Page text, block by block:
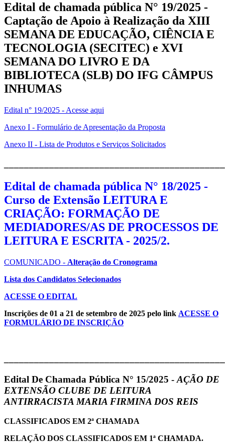
Edital de chamada pública N° 19/2025 -
Captação de Apoio à Realização da XIII
SEMANA DE EDUCAÇÃO, CIÊNCIA E
TECNOLOGIA (SECITEC) e XVI
SEMANA DO LIVRO E DA
BIBLIOTECA (SLB) DO IFG CÂMPUS
INHUMAS
Edital n° 19/2025 - Acesse aqui
Anexo I - Formulário de Apresentação da Proposta
Anexo II - Lista de Produtos e Serviços Solicitados
Edital de chamada pública N° 18/2025 -
Curso de Extensão LEITURA E
CRIAÇÃO: FORMAÇÃO DE
MEDIADORES/AS DE PROCESSOS DE
LEITURA E ESCRITA - 2025/2.
COMUNICADO - Alteração do Cronograma
Lista dos Candidatos Selecionados
ACESSE O EDITAL
Inscrições de 01 a 21 de setembro de 2025 pelo link ACESSE O
FORMULÁRIO DE INSCRIÇÃO
Edital De Chamada Pública N° 15/2025 - AÇÃO DE
EXTENSÃO CLUBE DE LEITURA
ANTIRRACISTA MARIA FIRMINA DOS REIS
CLASSIFICADOS EM 2ª CHAMADA
RELAÇÃO DOS CLASSIFICADOS EM 1ª CHAMADA.